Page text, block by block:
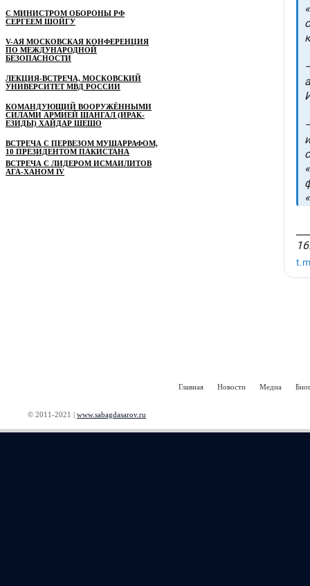
С МИНИСТРОМ ОБОРОНЫ РФ
СЕРГЕЕМ ШОЙГУ
V-АЯ МОСКОВСКАЯ КОНФЕРЕНЦИЯ
ПО МЕЖДУНАРОДНОЙ
БЕЗОПАСНОСТИ
ЛЕКЦИЯ-ВСТРЕЧА, МОСКОВСКИЙ
УНИВЕРСИТЕТ МВД РОССИИ
КОМАНДУЮЩИЙ ВООРУЖЁННЫМИ
СИЛАМИ АРМИЕЙ ШАНГАЛ (ИРАК-
ЕЗИДЫ) ХАЙДАР ШЕШО
ВСТРЕЧА С ПЕРВЕЗОМ МУШАРРАФОМ,
10 ПРЕЗИДЕНТОМ ПАКИСТАНА
ВСТРЕЧА С ЛИДЕРОМ ИСМАИЛИТОВ
АГА-ХАНОМ IV
Главная Новости Медиа
© 2011-2021 | www.sabagdasarov.ru